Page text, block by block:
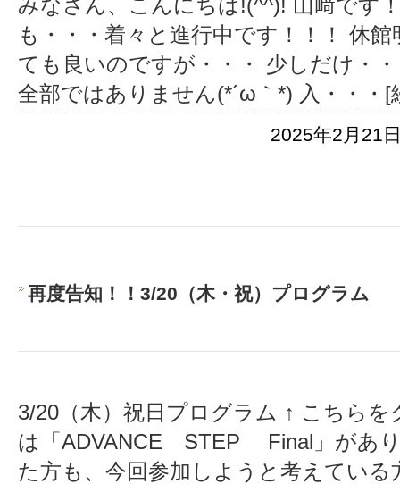
みなさん、こんにちは!(^^)! 山﨑です
も・・・着々と進行中です！！！ 休
ても良いのですが・・・ 少しだけ・
全部ではありません(*´ω｀*) 入 ・・・
2025年2月21
再度告知！！3/20（木・祝）プログラム
3/20（木）祝日プログラム ↑ こちら
は「ADVANCE STEP Final」があり
た方も、今回参加しようと考えてい